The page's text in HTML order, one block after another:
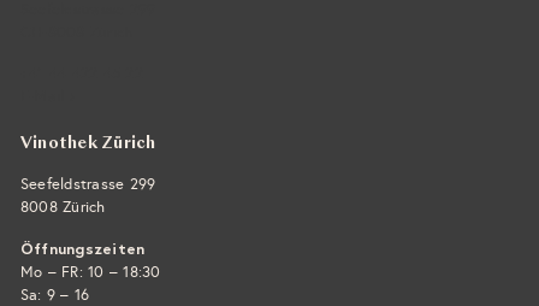
Vinothek Zürich
Seefeldstrasse 299
8008 Zürich
Öffnungszeiten
Mo – FR: 10 – 18:30
Sa: 9 – 16